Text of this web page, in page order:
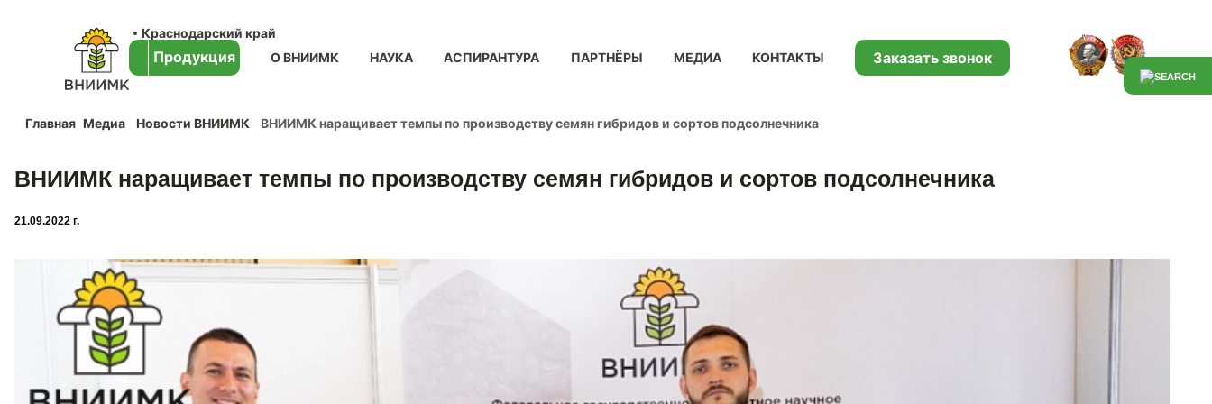
Краснодарский край
Продукция О ВНИИМК НАУКА АСПИРАНТУРА ПАРТНЁРЫ МЕДИА КОНТАКТЫ Заказать звонок
Главная Медиа Новости ВНИИМК ВНИИМК наращивает темпы по производству семян гибридов и сортов подсолнечника
ВНИИМК наращивает темпы по производству семян гибридов и сортов подсолнечника
21.09.2022 г.